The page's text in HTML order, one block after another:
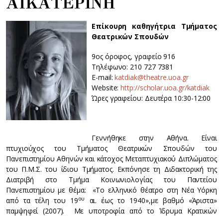
Επίκουρη καθηγήτρια Τμήματος
Θεατρικών Σπουδών
9ος όροφος, γραφείο 916
Τηλέφωνο: 210 727 7381
E-mail:katdiak@theatre.uoa.gr
Website:http://scholar.uoa.gr/katdiak
Ώρες γραφείου: Δευτέρα 10:30-12:00
Γεννήθηκε στην Αθήνα. Είναι
πτυχιούχος του Τμήματος Θεατρικών Σπουδών του
Πανεπιστημίου Αθηνών και κάτοχος Μεταπτυχιακού Διπλώματος
του Π.Μ.Σ. του ίδιου Τμήματος. Εκπόνησε τη Διδακτορική της
Διατριβή στο Τμήμα Κοινωνιολογίας του Παντείου
Πανεπιστημίου με θέμα: «Το ελληνικό θέατρο στη Νέα Υόρκη
από τα τέλη του 19ου
αι. έως το 1940»,με βαθμό «Άριστα»
παμψηφεί (2007). Με υποτροφία από το Ίδρυμα Κρατικών